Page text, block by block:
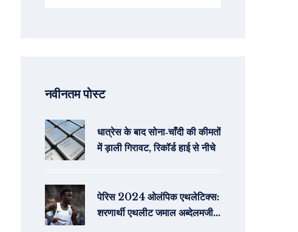
नवीनतम पोस्ट
धात्रेस के बाद सोना‑चाँदी की कीमतों
में ड़ाली गिरावट, रिकॉर्ड हाई से नीचे
पेरिस 2024 ओलंपिक एथलेटिक्स:
शरणार्थी एथलीट जमाल अब्देलमजी ने